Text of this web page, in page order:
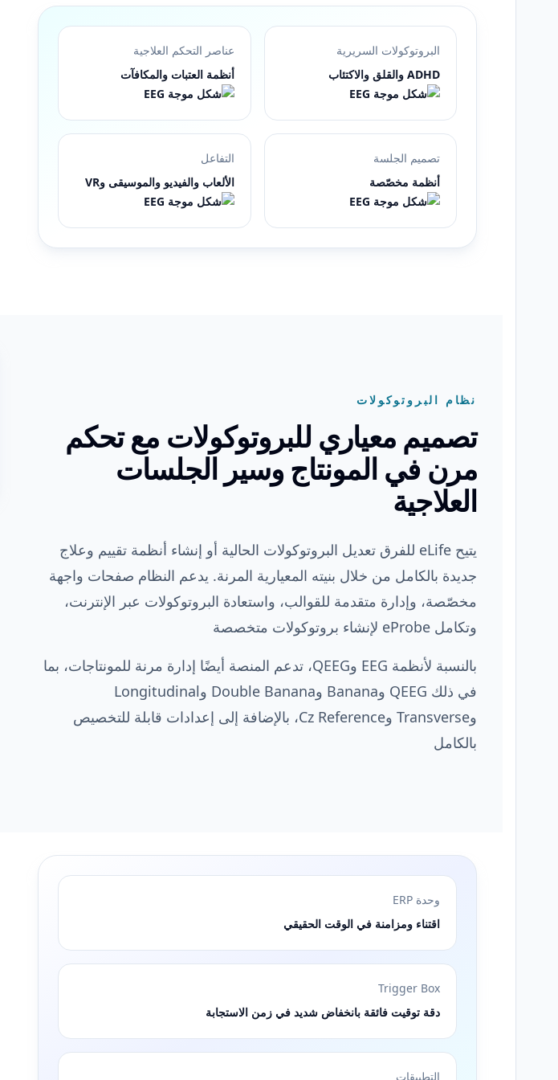
البروتوكولات السريرية
ADHD والقلق والاكتئاب
عناصر التحكم العلاجية
أنظمة العتبات والمكافآت
تصميم الجلسة
أنظمة مخصّصة
التفاعل
الألعاب والفيديو والموسيقى وVR
نظام البروتوكولات
تصميم معياري للبروتوكولات مع تحكم
مرن في المونتاج وسير الجلسات
العلاجية
يتيح eLife للفرق تعديل البروتوكولات الحالية أو إنشاء أنظمة تقييم وعلاج
جديدة بالكامل من خلال بنيته المعيارية المرنة. يدعم النظام صفحات واجهة
مخصّصة، وإدارة متقدمة للقوالب، واستعادة البروتوكولات عبر الإنترنت،
وتكامل eProbe لإنشاء بروتوكولات متخصصة
بالنسبة لأنظمة EEG وQEEG، تدعم المنصة أيضًا إدارة مرنة للمونتاجات، بما
في ذلك QEEG وBanana وDouble Banana وLongitudinal
وTransverse وCz Reference، بالإضافة إلى إعدادات قابلة للتخصيص
بالكامل
وحدة ERP
اقتناء ومزامنة في الوقت الحقيقي
Trigger Box
دقة توقيت فائقة بانخفاض شديد في زمن الاستجابة
التطبيقات